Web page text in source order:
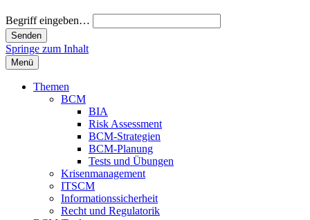
Begriff eingeben…
Springe zum Inhalt
Menü
Themen
BCM
BIA
Risk Assessment
BCM-Strategien
BCM-Planung
Tests und Übungen
Krisenmanagement
ITSCM
Informationssicherheit
Recht und Regulatorik